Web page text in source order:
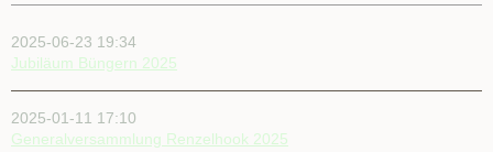
2025-06-23 19:34
Jubiläum Büngern 2025
2025-01-11 17:10
Generalversammlung Renzelhook 2025